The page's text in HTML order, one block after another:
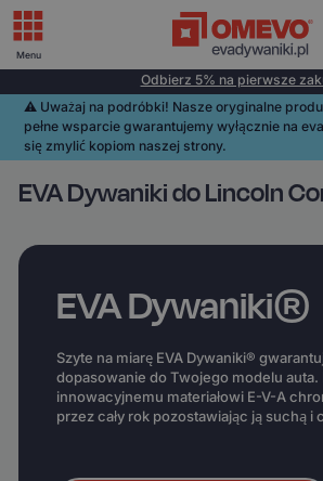
Odbierz 5% na pierwsze
⚠️️ Uważaj na podróbki! Nasze oryginalne
pełne wsparcie gwarantujemy wyłącznie na
się zmylić kopiom naszej strony.
EVA Dywaniki do Lincoln
EVA Dywaniki®
Szyte na miarę EVA Dywaniki®
dopasowanie do Twojego modelu auta.
innowacyjnemu materiałowi E-V-A
przez cały rok pozostawiając ją suchą i
Menu